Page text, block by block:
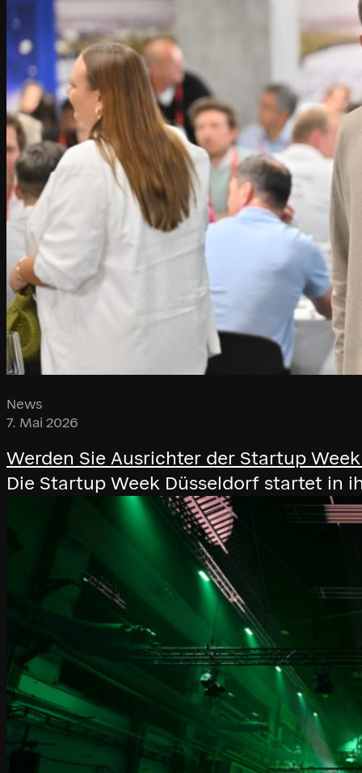
News
7. Mai 2026
Werden Sie Ausrichter der Startup
Die Startup Week Düsseldorf startet in